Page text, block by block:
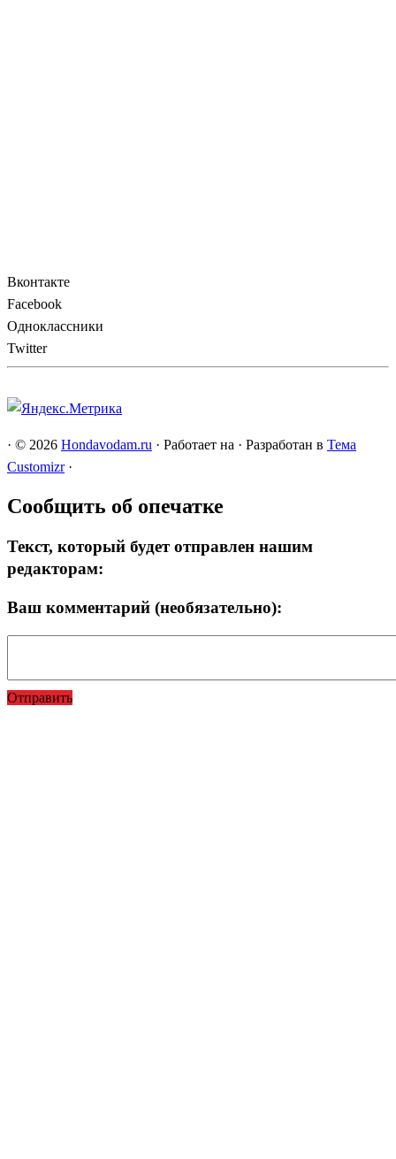
Вконтакте
Facebook
Одноклассники
Twitter
· © 2026 Hondavodam.ru · Работает на · Разработан в Тема
Customizr ·
Сообщить об опечатке
Текст, который будет отправлен нашим
редакторам:
Ваш комментарий (необязательно):
Отправить